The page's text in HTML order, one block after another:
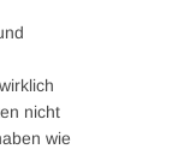
nicht
wie